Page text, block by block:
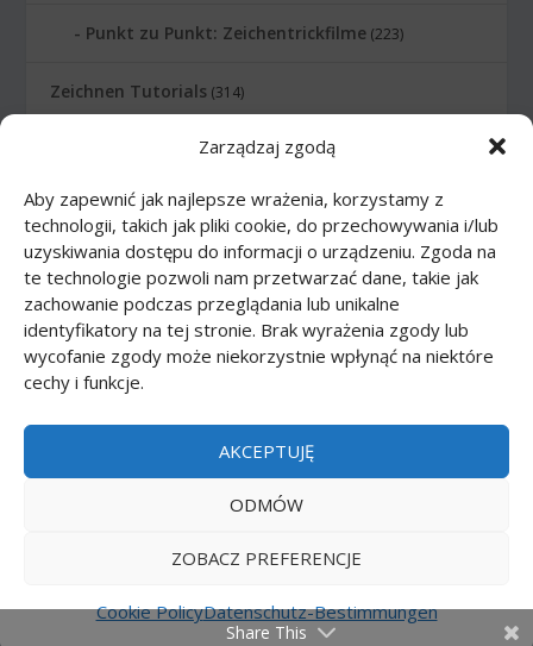
Zarządzaj zgodą
Aby zapewnić jak najlepsze wrażenia, korzystamy z
technologii, takich jak pliki cookie, do przechowywania i/lub
uzyskiwania dostępu do informacji o urządzeniu. Zgoda na
te technologie pozwoli nam przetwarzać dane, takie jak
zachowanie podczas przeglądania lub unikalne
identyfikatory na tej stronie. Brak wyrażenia zgody lub
wycofanie zgody może niekorzystnie wpłynąć na niektóre
cechy i funkcje.
AKCEPTUJĘ
ODMÓW
ZOBACZ PREFERENCJE
Cookie PolicyDatenschutz-Bestimmungen
Punkt zu Punkt: Zeichentrickfilme (223)
Zeichnen Tutorials (314)
Zeichnen Tutorials: Comics(46)
Zeichnen Tutorials: Körper(27)
Zeichnen Tutorials: Lebensmittel (10)
Zeichnen Tutorials: Tiere(83)
Zeichnen Tutorials: Transport
Zeichnen Tutorials: Waffe(12)
Zeichnen Tutorials: Zeichentrickfilme
Privacy policy PL|Privacy policy EN
|Privacy policy DE|Privacy policy FR|Privacy
Privacy policy IT|Contact us
Share This